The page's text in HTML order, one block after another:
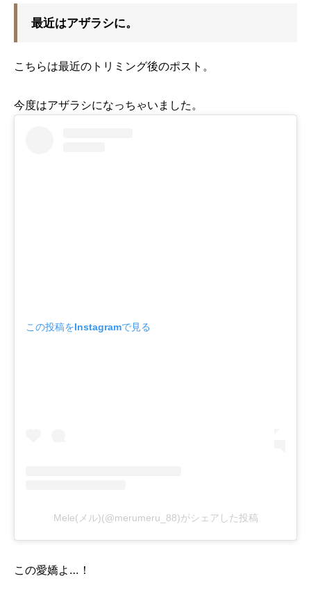
最近はアザラシに。
こちらは最近のトリミング後のポスト。
今度はアザラシになっちゃいました。
この投稿をInstagramで見る
Mele(メル)(@merumeru_88)がシェアした投稿
この愛嬌よ…！